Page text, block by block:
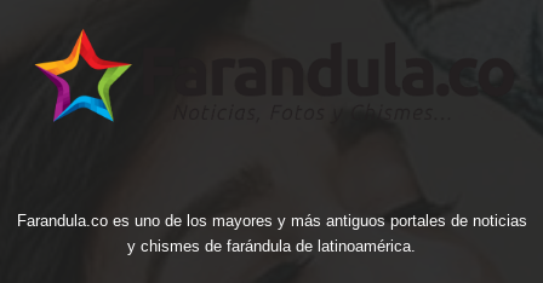
Farandula.co es uno de los mayores y más antiguos portales de noticias
y chismes de farándula de latinoamérica.